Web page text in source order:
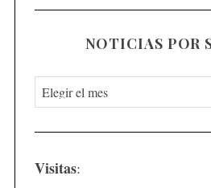
NOTICIAS POR
N
o
t
c
Visitas: